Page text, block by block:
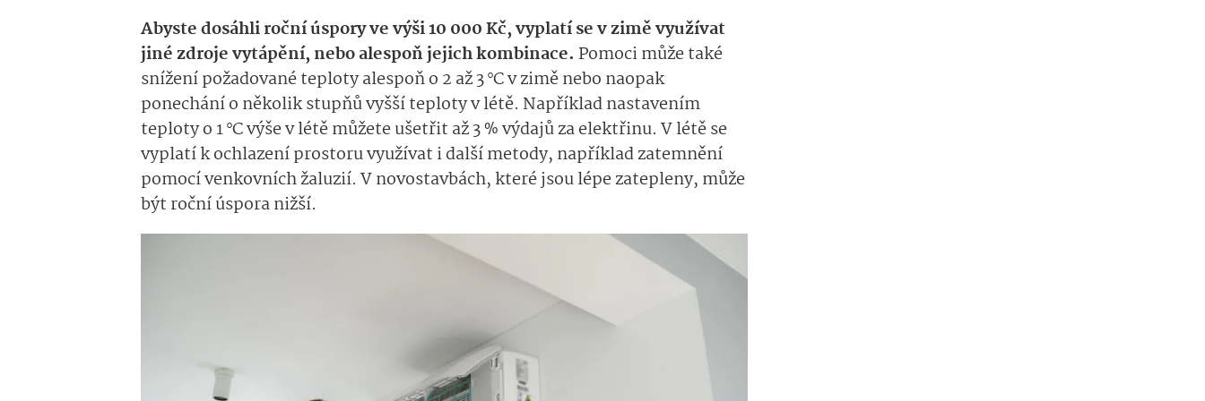
Abyste dosáhli roční úspory ve výši 10 000 Kč, vyplatí se v zimě využívat
jiné zdroje vytápění, nebo alespoň jejich kombinace. Pomoci může také
snížení požadované teploty alespoň o 2 až 3 °C v zimě nebo naopak
ponechání o několik stupňů vyšší teploty v létě. Například nastavením
teploty o 1 °C výše v létě můžete ušetřit až 3 % výdajů za elektřinu. V létě se
vyplatí k ochlazení prostoru využívat i další metody, například zatemnění
pomocí venkovních žaluzií. V novostavbách, které jsou lépe zatepleny, může
být roční úspora nižší.